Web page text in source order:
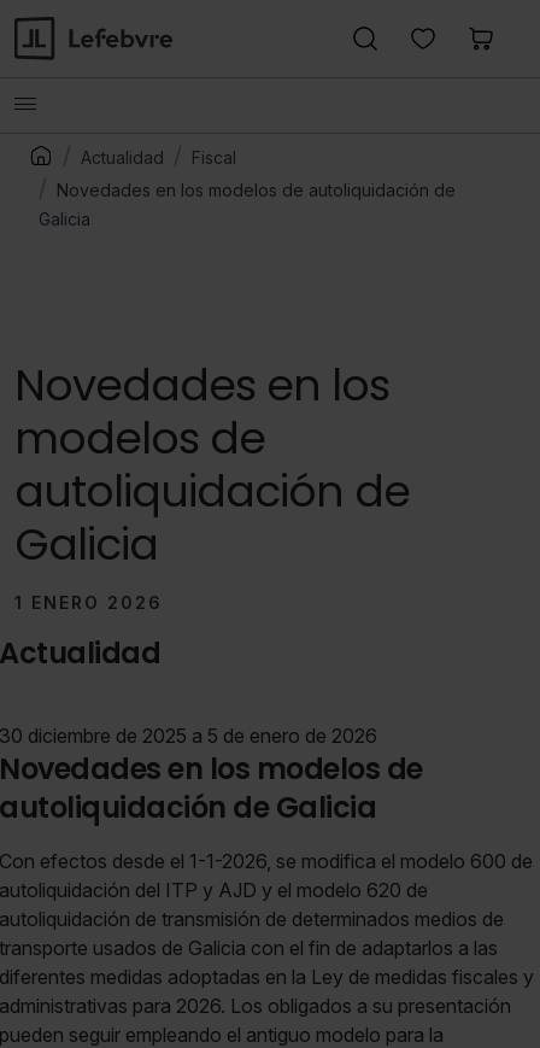
Actualidad
Fiscal
Novedades en los modelos de autoliquidación de
Galicia
Novedades en los
modelos de
autoliquidación de
Galicia
1 ENERO 2026
Actualidad
30 diciembre de 2025 a 5 de enero de 2026
Novedades en los modelos de
autoliquidación de Galicia
Con efectos desde el 1-1-2026, se modifica el modelo 600 de
autoliquidación del ITP y AJD y el modelo 620 de
autoliquidación de transmisión de determinados medios de
transporte usados de Galicia con el fin de adaptarlos a las
diferentes medidas adoptadas en la Ley de medidas fiscales y
administrativas para 2026. Los obligados a su presentación
pueden seguir empleando el antiguo modelo para la